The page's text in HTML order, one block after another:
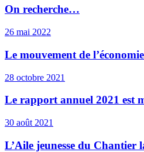
On recherche…
26 mai 2022
Le mouvement de
28 octobre 2021
Le rapport annuel 2021 est
30 août 2021
L’Aile jeunesse du Chantier